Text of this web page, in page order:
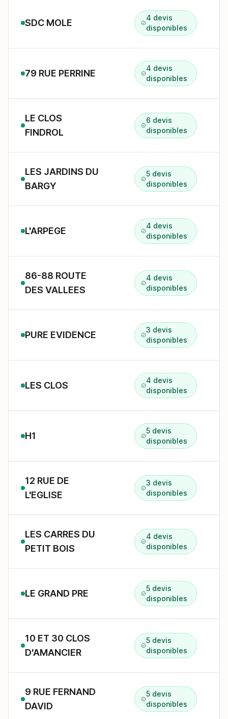
SDC MOLE
4 devis
disponibles
79 RUE PERRINE
4 devis
disponibles
LE CLOS
FINDROL
6 devis
disponibles
LES JARDINS DU
BARGY
5 devis
disponibles
L'ARPEGE
4 devis
disponibles
86-88 ROUTE
DES VALLEES
4 devis
disponibles
PURE EVIDENCE
3 devis
disponibles
LES CLOS
4 devis
disponibles
H1
5 devis
disponibles
12 RUE DE
L'EGLISE
3 devis
disponibles
LES CARRES DU
PETIT BOIS
4 devis
disponibles
LE GRAND PRE
5 devis
disponibles
10 ET 30 CLOS
D'AMANCIER
5 devis
disponibles
9 RUE FERNAND
DAVID
5 devis
disponibles